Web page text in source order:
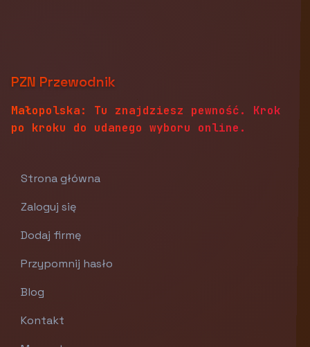
PZN Przewodnik
Małopolska: Tu znajdziesz pewność. Krok
po kroku do udanego wyboru online.
Strona główna
Zaloguj się
Dodaj firmę
Przypomnij hasło
Blog
Kontakt